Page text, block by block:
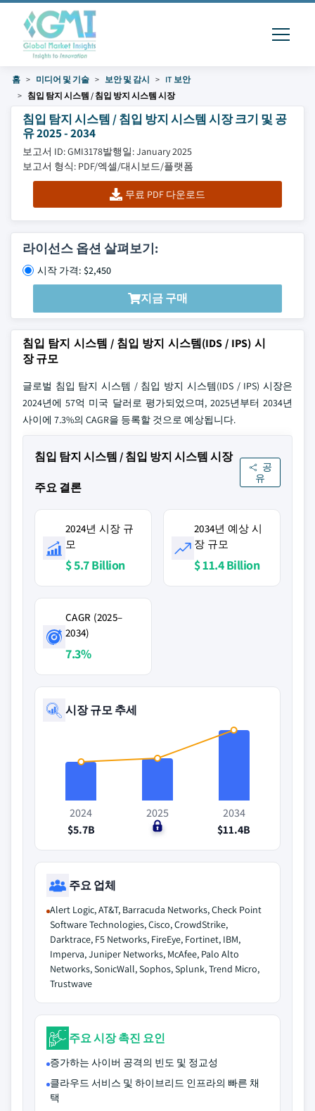
홈 미디어 및 기술 보안 및 감시
IT 보안
침입 탐지 시스템 / 침입 방지 시스템 시장
침입 탐지 시스템 / 침입 방지 시스템 시장 크기 및 공
유 2025 - 2034
보고서 ID: GMI3178발행일: January 2025
보고서 형식: PDF/엑셀/대시보드/플랫폼
무료 PDF 다운로드
라이선스 옵션 살펴보기:
시작 가격: $2,450
지금 구매
침입 탐지 시스템 / 침입 방지 시스템(IDS / IPS) 시
장 규모
글로벌 침입 탐지 시스템 / 침입 방지 시스템(IDS / IPS) 시장은
2024년에 57억 미국 달러로 평가되었으며, 2025년부터 2034년
사이에 7.3%의 CAGR을 등록할 것으로 예상됩니다.
침입 탐지 시스템 / 침입 방지 시스템 시장
주요 결론
공
유
2024년 시장 규
모
$ 5.7 Billion
2034년 예상 시
장 규모
$ 11.4 Billion
CAGR (2025–
2034)
7.3%
시장 규모 추세
2024
$5.7B
2025
$0
2034
$11.4B
주요 업체
Alert Logic, AT&T, Barracuda Networks, Check Point
Software Technologies, Cisco, CrowdStrike,
Darktrace, F5 Networks, FireEye, Fortinet, IBM,
Imperva, Juniper Networks, McAfee, Palo Alto
Networks, SonicWall, Sophos, Splunk, Trend Micro,
Trustwave
주요 시장 촉진 요인
증가하는 사이버 공격의 빈도 및 정교성
클라우드 서비스 및 하이브리드 인프라의 빠른 채
택